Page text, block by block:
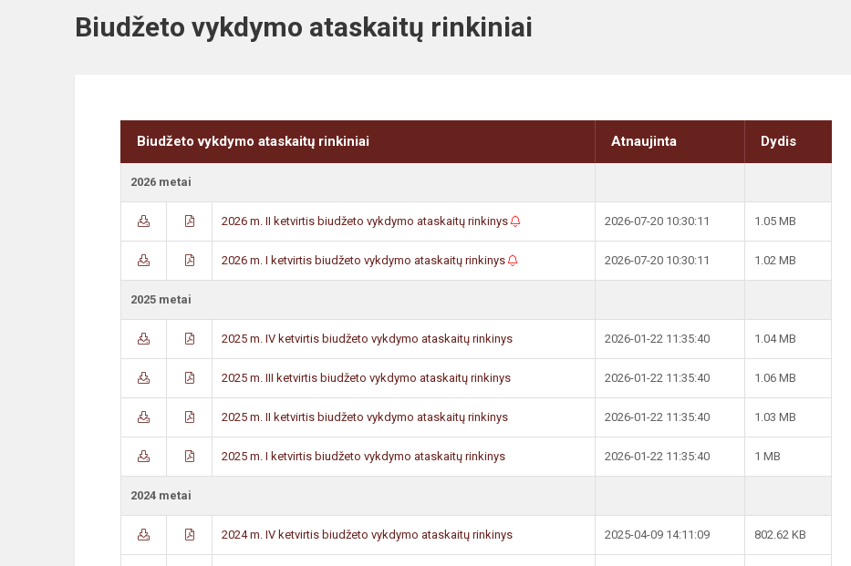
Biudžeto vykdymo ataskaitų rinkiniai
Biudžeto vykdymo ataskaitų rinkiniai Atnaujinta Dydis
2026 metai
2026 m. II ketvirtis biudžeto vykdymo ataskaitų rinkinys 2026-07-20 10:30:11 1.05 MB
2026 m. I ketvirtis biudžeto vykdymo ataskaitų rinkinys 2026-07-20 10:30:11 1.02 MB
2025 metai
2025 m. IV ketvirtis biudžeto vykdymo ataskaitų rinkinys 2026-01-22 11:35:40 1.04 MB
2025 m. III ketvirtis biudžeto vykdymo ataskaitų rinkinys 2026-01-22 11:35:40 1.06 MB
2025 m. II ketvirtis biudžeto vykdymo ataskaitų rinkinys 2026-01-22 11:35:40 1.03 MB
2025 m. I ketvirtis biudžeto vykdymo ataskaitų rinkinys 2026-01-22 11:35:40 1 MB
2024 metai
2024 m. IV ketvirtis biudžeto vykdymo ataskaitų rinkinys 2025-04-09 14:11:09 802.62 KB